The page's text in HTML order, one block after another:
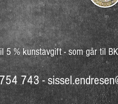
5 % kunstavgift - som går til
754 743 -